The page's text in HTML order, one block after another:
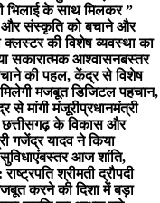
भिलाई के साथ मिलकर ”
और संस्कृति को बचाने और
की विशेष व्यवस्था का
सकारात्मक आश्वासनबस्तर
की पहल, केंद्र से विशेष
मजबूत डिजिटल पहचान,
से मांगी मंजूरीप्रधानमंत्री
छत्तीसगढ़ के विकास और
गजेंद्र यादव ने किया
बस्तर आज शांति,
श्रीमती द्रौपदी
करने की दिशा में बड़ा